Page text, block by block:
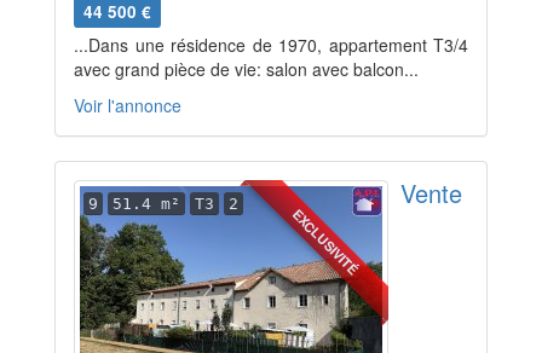
44 500 €
...Dans une résidence de 1970, appartement T3/4
avec grand pièce de vie: salon avec balcon...
Voir l'annonce
EXCLUSIVITÉ
9 51.4 m² T3 2 Vente